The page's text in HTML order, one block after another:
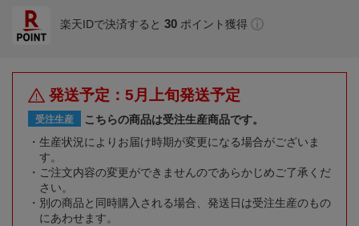
楽天IDで決済すると 30 ポイント獲得
発送予定：5月上旬発送予定
受注生産
こちらの商品は受注生産商品です。
生産状況によりお届け時期が変更になる場合がございま
す。
ご注文内容の変更ができませんのであらかじめご了承くだ
さい。
別の商品と同時購入される場合、発送日は受注生産のもの
にあわせます。